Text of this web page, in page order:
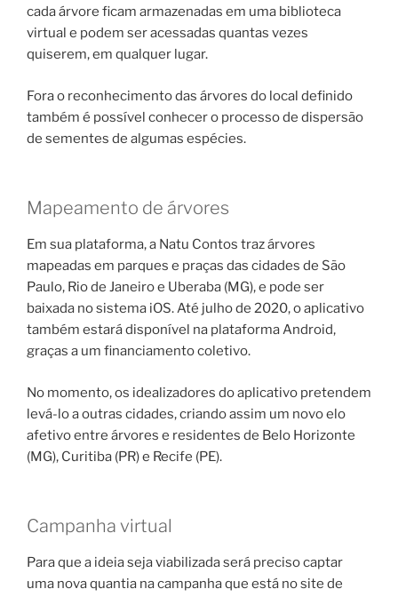
cada árvore ficam armazenadas em uma biblioteca
virtual e podem ser acessadas quantas vezes
quiserem, em qualquer lugar.
Fora o reconhecimento das árvores do local definido
também é possível conhecer o processo de dispersão
de sementes de algumas espécies.
Mapeamento de árvores
Em sua plataforma, a Natu Contos traz árvores
mapeadas em parques e praças das cidades de São
Paulo, Rio de Janeiro e Uberaba (MG), e pode ser
baixada no sistema iOS. Até julho de 2020, o aplicativo
também estará disponível na plataforma Android,
graças a um financiamento coletivo.
No momento, os idealizadores do aplicativo pretendem
levá-lo a outras cidades, criando assim um novo elo
afetivo entre árvores e residentes de Belo Horizonte
(MG), Curitiba (PR) e Recife (PE).
Campanha virtual
Para que a ideia seja viabilizada será preciso captar
uma nova quantia na campanha que está no site de